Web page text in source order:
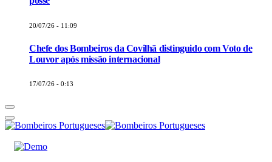
20/07/26 - 11:09
Chefe dos Bombeiros da Covilhã distinguido com Voto de
Louvor após missão internacional
17/07/26 - 0:13